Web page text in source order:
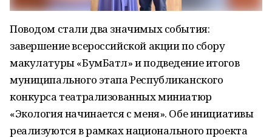
Поводом стали два значимых события:
завершение всероссийской акции по сбору
макулатуры «БумБатл» и подведение итогов
муниципального этапа Республиканского
конкурса театрализованных миниатюр
«Экология начинается с меня». Обе инициативы
реализуются в рамках национального проекта